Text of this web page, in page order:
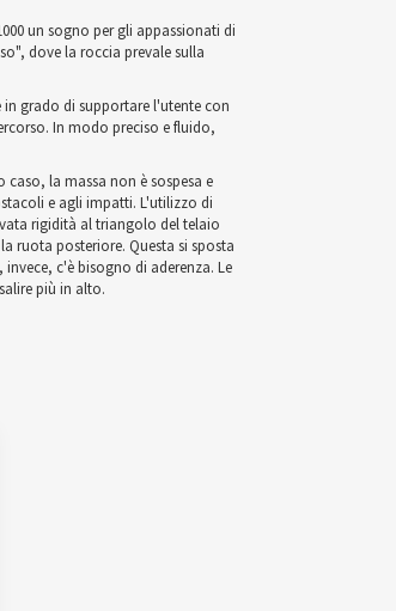
un sogno per gli appassionati di
dove la roccia prevale sulla
grado di supportare l'utente con
In modo preciso e fluido,
la massa non è sospesa e
e agli impatti. L'utilizzo di
rigidità al triangolo del telaio
ruota posteriore. Questa si sposta
c'è bisogno di aderenza. Le
più in alto.